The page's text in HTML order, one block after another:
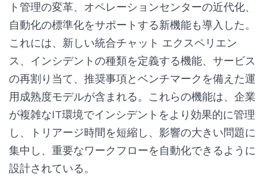
ト管理の変革、オペレーションセンターの近代化、
自動化の標準化をサポートする新機能も導入した。
これには、新しい統合チャット エクスペリエン
ス、インシデントの種類を定義する機能、サービス
の再割り当て、推奨事項とベンチマークを備えた運
用成熟度モデルが含まれる。これらの機能は、企業
が複雑なIT環境でインシデントをより効果的に管理
し、トリアージ時間を短縮し、影響の大きい問題に
集中し、重要なワークフローを自動化できるように
設計されている。